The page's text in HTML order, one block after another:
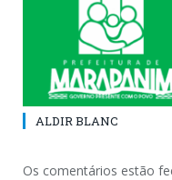
ALDIR BLANC
Os comentários estão